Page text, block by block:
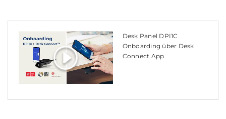
Desk Panel DPI1C
Onboarding über Desk
Connect App